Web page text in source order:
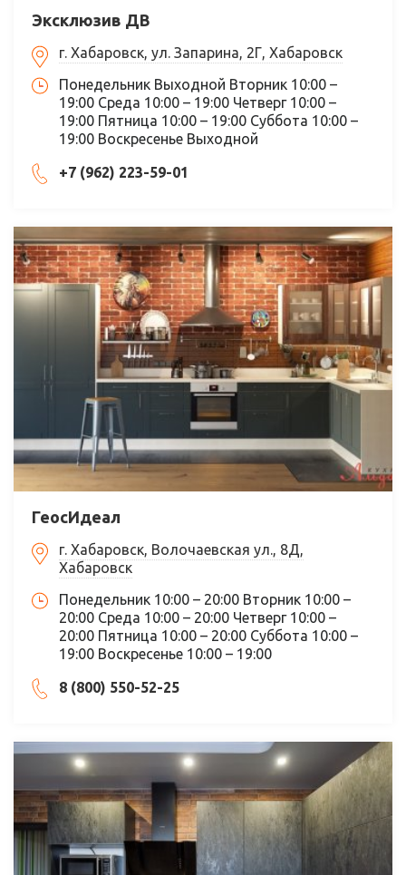
Эксклюзив ДВ
г. Хабаровск, ул. Запарина, 2Г, Хабаровск
Понедельник Выходной Вторник 10:00 –
19:00 Среда 10:00 – 19:00 Четверг 10:00 –
19:00 Пятница 10:00 – 19:00 Суббота 10:00 –
19:00 Воскресенье Выходной
+7 (962) 223-59-01
ГеосИдеал
г. Хабаровск, Волочаевская ул., 8Д,
Хабаровск
Понедельник 10:00 – 20:00 Вторник 10:00 –
20:00 Среда 10:00 – 20:00 Четверг 10:00 –
20:00 Пятница 10:00 – 20:00 Суббота 10:00 –
19:00 Воскресенье 10:00 – 19:00
8 (800) 550-52-25